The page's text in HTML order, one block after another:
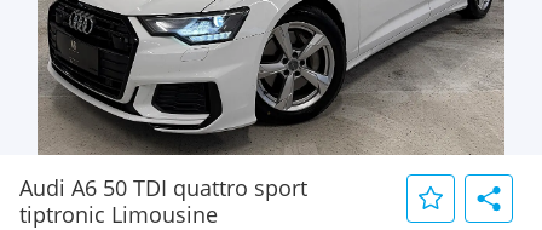
Audi A6 50 TDI quattro sport
tiptronic Limousine